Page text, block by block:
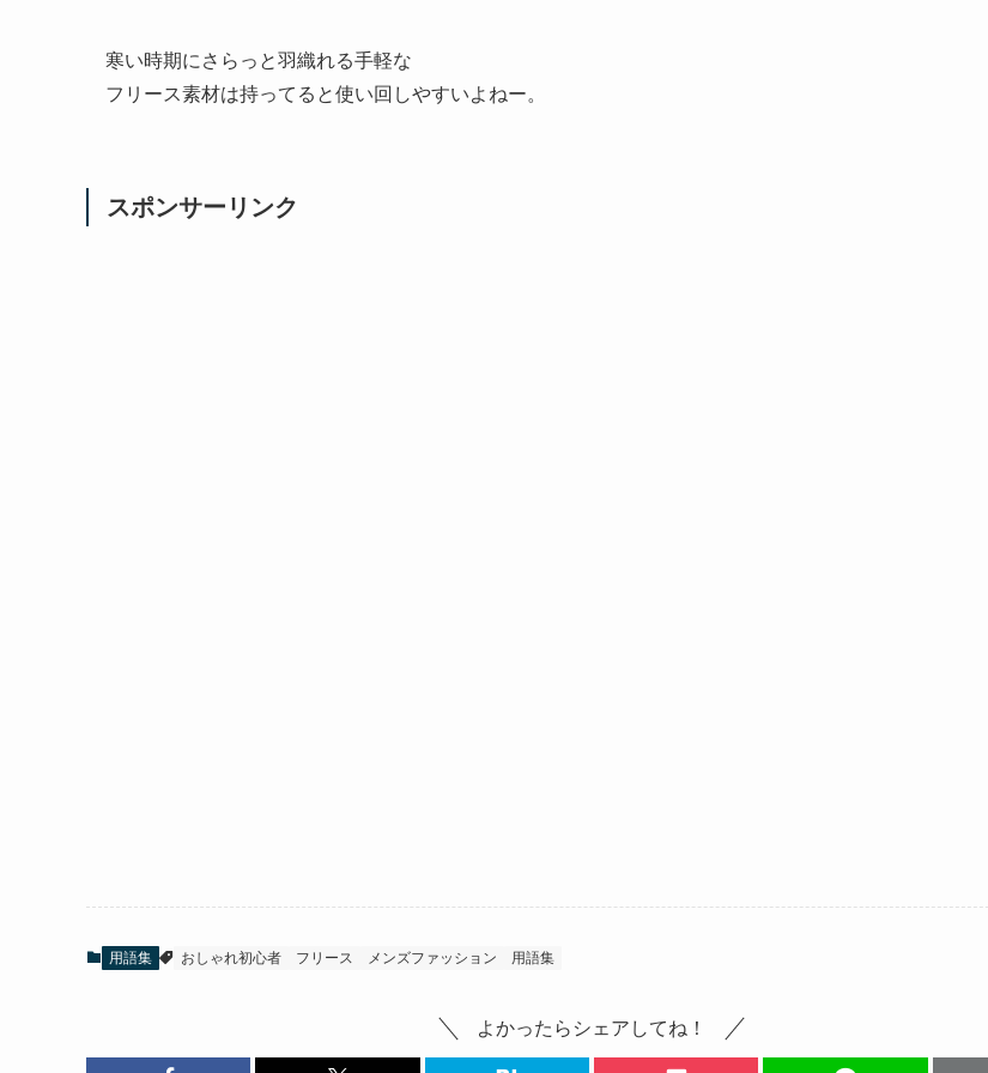
寒い時期にさらっと羽織れる手軽な
フリース素材は持ってると使い回しやすいよねー。
スポンサーリンク
用語集 おしゃれ初心者 フリース メンズファッション 用語集
よかったらシェアしてね！